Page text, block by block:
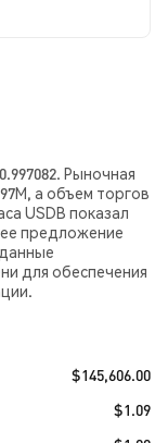
Рыночная
а объем торгов
USDB показал
предложение
для обеспечения
$145,606.00
$1.09